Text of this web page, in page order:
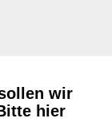
wir
hier